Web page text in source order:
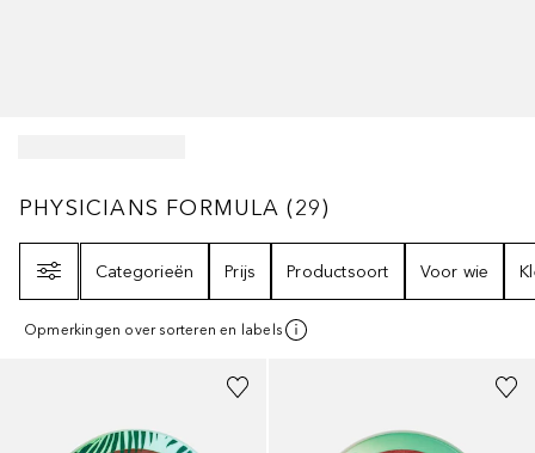
PHYSICIANS FORMULA29
PHYSICIANS FORMULA (29)
Categorieën
Prijs Productsoort Voor wie
Opmerkingen over sorteren en labels